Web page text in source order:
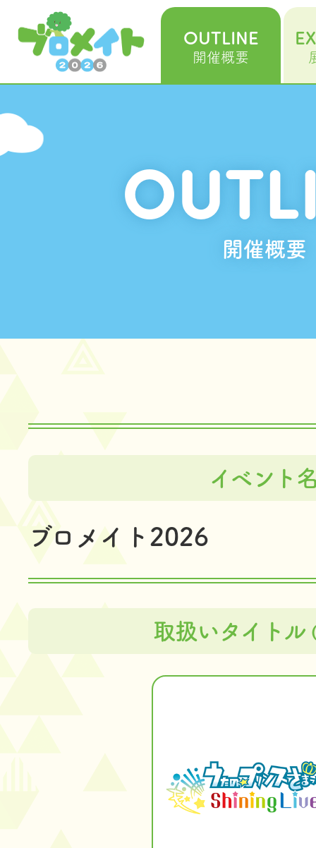
OUTLINE
開催概要
開催概要
イベント
ブロメイト2026
取扱いタイトル